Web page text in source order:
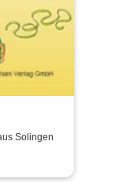
Solingen